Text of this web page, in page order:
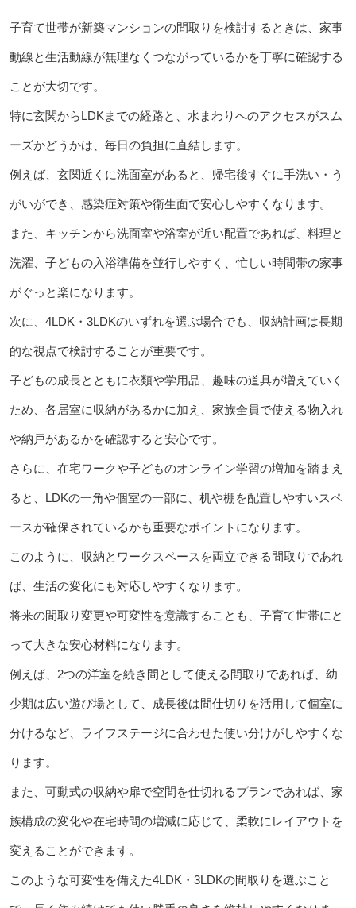
子育て世帯が新築マンションの間取りを検討するときは、家事
動線と生活動線が無理なくつながっているかを丁寧に確認する
ことが大切です。
特に玄関からLDKまでの経路と、水まわりへのアクセスがスム
ーズかどうかは、毎日の負担に直結します。
例えば、玄関近くに洗面室があると、帰宅後すぐに手洗い・う
がいができ、感染症対策や衛生面で安心しやすくなります。
また、キッチンから洗面室や浴室が近い配置であれば、料理と
洗濯、子どもの入浴準備を並行しやすく、忙しい時間帯の家事
がぐっと楽になります。
次に、4LDK・3LDKのいずれを選ぶ場合でも、収納計画は長期
的な視点で検討することが重要です。
子どもの成長とともに衣類や学用品、趣味の道具が増えていく
ため、各居室に収納があるかに加え、家族全員で使える物入れ
や納戸があるかを確認すると安心です。
さらに、在宅ワークや子どものオンライン学習の増加を踏まえ
ると、LDKの一角や個室の一部に、机や棚を配置しやすいスペ
ースが確保されているかも重要なポイントになります。
このように、収納とワークスペースを両立できる間取りであれ
ば、生活の変化にも対応しやすくなります。
将来の間取り変更や可変性を意識することも、子育て世帯にと
って大きな安心材料になります。
例えば、2つの洋室を続き間として使える間取りであれば、幼
少期は広い遊び場として、成長後は間仕切りを活用して個室に
分けるなど、ライフステージに合わせた使い分けがしやすくな
ります。
また、可動式の収納や扉で空間を仕切れるプランであれば、家
族構成の変化や在宅時間の増減に応じて、柔軟にレイアウトを
変えることができます。
このような可変性を備えた4LDK・3LDKの間取りを選ぶこと